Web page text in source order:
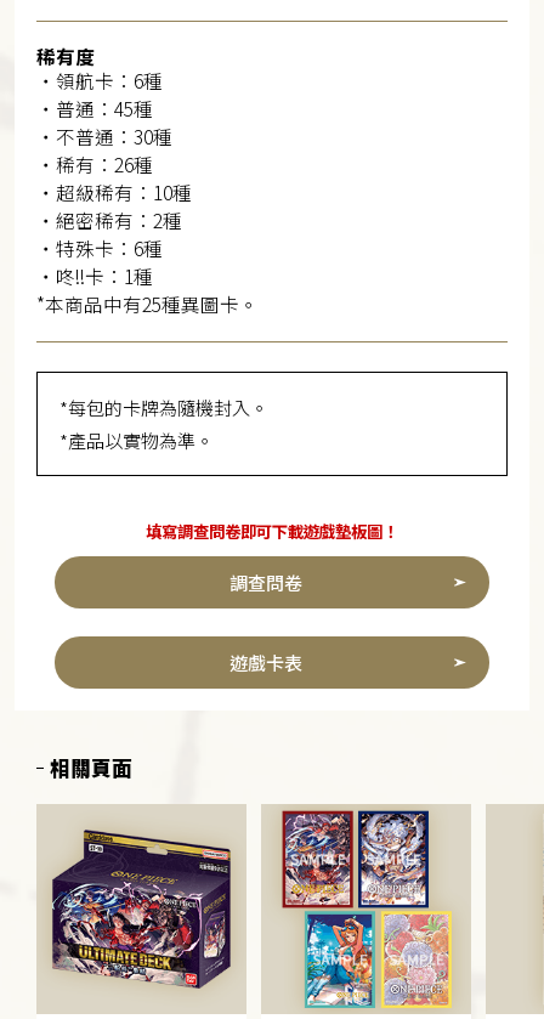
稀有度
・領航卡：6種
・普通：45種
・不普通：30種
・稀有：26種
・超級稀有：10種
・絕密稀有：2種
・特殊卡：6種
・咚!!卡：1種
*本商品中有25種異圖卡。
*每包的卡牌為隨機封入。
*產品以實物為準。
填寫調查問卷即可下載遊戲墊板圖！
調查問卷
遊戲卡表
相關頁面